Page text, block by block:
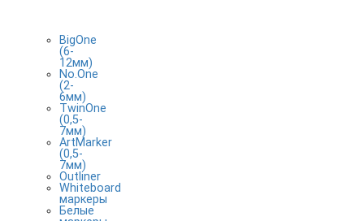
BigOne
(6-
12мм)
No.One
(2-
6мм)
TwinOne
(0,5-
7мм)
ArtMarker
(0,5-
7мм)
Outliner
Whiteboard
маркеры
Белые